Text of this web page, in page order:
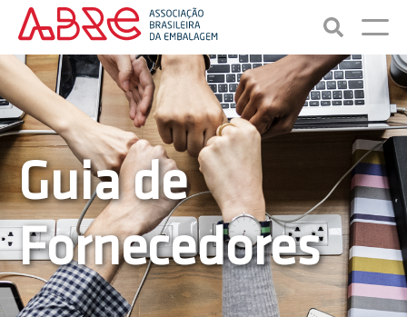
Guia de
Fornecedores